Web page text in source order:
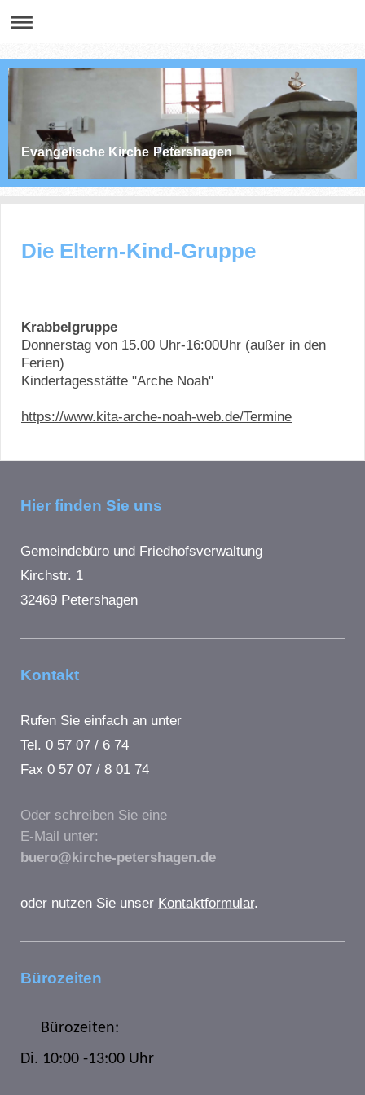
Evangelische Kirche Petershagen
Die Eltern-Kind-Gruppe
Krabbelgruppe
Donnerstag von 15.00 Uhr-16:00Uhr (außer in den
Ferien)
Kindertagesstätte "Arche Noah"
https://www.kita-arche-noah-web.de/Termine
Hier finden Sie uns
Gemeindebüro und Friedhofsverwaltung
Kirchstr. 1
32469 Petershagen
Kontakt
Rufen Sie einfach an unter
Tel. 0 57 07 / 6 74
Fax 0 57 07 / 8 01 74
Oder schreiben Sie eine
E-Mail unter:
buero@kirche-petershagen.de
oder nutzen Sie unser Kontaktformular.
Bürozeiten
Bürozeiten:
Di. 10:00 -13:00 Uhr